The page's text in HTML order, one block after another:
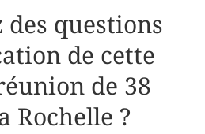
des questions
de cette
de 38
Rochelle ?